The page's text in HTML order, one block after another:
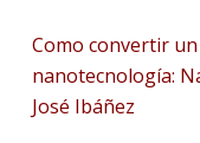
Como convertir
nanotecnología:
José Ibáñez